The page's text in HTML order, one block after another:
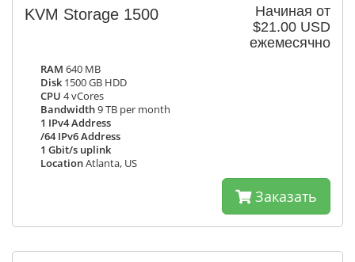
Начиная от
$21.00 USD
ежемесячно
KVM Storage 1500
RAM 640 MB
Disk 1500 GB HDD
CPU 4 vCores
Bandwidth9 TB per month
1 IPv4 Address
/64 IPv6 Address
1 Gbit/s uplink
LocationAtlanta, US
Заказать